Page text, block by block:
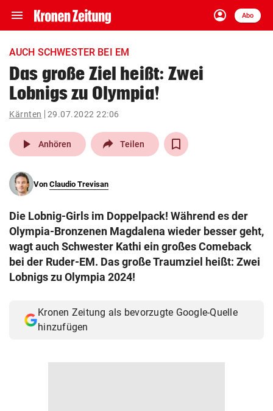
menu Navigation
ein-/ausklappen
account_circle
Anmelden
Abo
close Schließen
account_circle Anmelden
pin_drop
Wien arrow_right
search
eingeben
© Krone Multimedia GmbH & Co KG 2026
AUCH SCHWESTER BEI EM
Das große Ziel heißt: Zwei
Lobnigs zu Olympia!
Kärnten 29.07.2022 22:06
play_arrow Anhören Teilen
Von Claudio Trevisan
Die Lobnig-Girls im Doppelpack! Während es der
Olympia-Bronzenen Magdalena wieder besser geht,
wagt auch Schwester Kathi ein großes Comeback
bei der Ruder-EM. Das große Traumziel heißt: Zwei
Lobnigs zu Olympia 2024!
Kronen Zeitung als bevorzugte Google-Quelle
hinzufügen